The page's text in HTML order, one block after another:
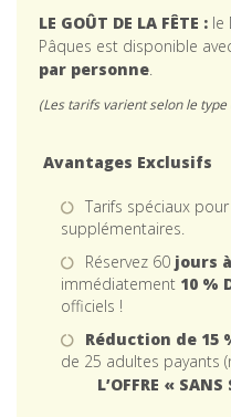
LE GOÛT DE LA FÊTE : le
Pâques est disponible
par personne.
(Les tarifs varient selon le
Avantages Exclusifs
Tarifs spéciaux
supplémentaires.
Réservez 60 jours
immédiatement 10 %
officiels !
Réduction de 15
de 25 adultes payants
L’OFFRE «